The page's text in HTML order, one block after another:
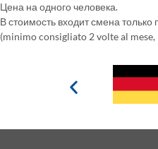
Цена на одного человека.
В стоимость входит смена
(minimo consigliato 2 volte al